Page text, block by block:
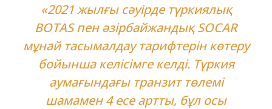
«2021 жылғы сәуірде түркиялық
BOTAS пен әзірбайжандық SOCAR
мұнай тасымалдау тарифтерін көтеру
бойынша келісімге келді. Түркия
аумағындағы транзит төлемі
шамамен 4 есе артты, бұл осы